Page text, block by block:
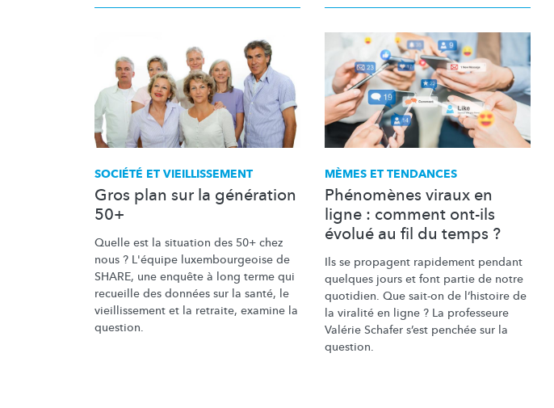
SOCIÉTÉ ET VIEILLISSEMENT
Gros plan sur la génération
50+
Quelle est la situation des 50+ chez
nous ? L'équipe luxembourgeoise de
SHARE, une enquête à long terme qui
recueille des données sur la santé, le
vieillissement et la retraite, examine la
question.
MÈMES ET TENDANCES
Phénomènes viraux en
ligne : comment ont-ils
évolué au fil du temps ?
Ils se propagent rapidement pendant
quelques jours et font partie de notre
quotidien. Que sait-on de l’histoire de
la viralité en ligne ? La professeure
Valérie Schafer s’est penchée sur la
question.